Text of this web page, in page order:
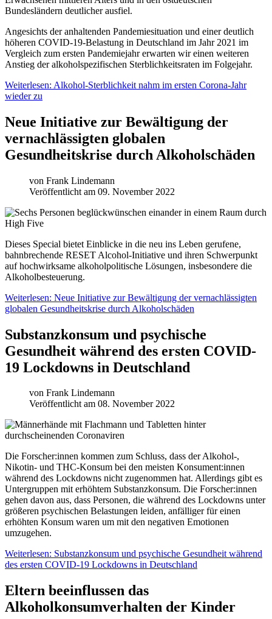
Bundesländern deutlicher ausfiel.
Angesichts der anhaltenden Pandemiesituation und einer deutlich
höheren COVID-19-Belastung in Deutschland im Jahr 2021 im
Vergleich zum ersten Pandemiejahr erwarten wir einen weiteren
Anstieg der alkoholspezifischen Sterblichkeitsraten im Folgejahr.
Weiterlesen: Alkohol-Sterblichkeit nahm im ersten Corona-Jahr
wieder zu
Neue Initiative zur Bewältigung der
vernachlässigten globalen
Gesundheitskrise durch Alkoholschäden
von Frank Lindemann
Veröffentlicht am 09. November 2022
Dieses Special bietet Einblicke in die neu ins Leben gerufene,
bahnbrechende RESET Alcohol-Initiative und ihren Schwerpunkt
auf hochwirksame alkoholpolitische Lösungen, insbesondere die
Alkoholbesteuerung.
Weiterlesen: Neue Initiative zur Bewältigung der vernachlässigten
globalen Gesundheitskrise durch Alkoholschäden
Substanzkonsum und psychische
Gesundheit während des ersten COVID-
19 Lockdowns in Deutschland
von Frank Lindemann
Veröffentlicht am 08. November 2022
Die Forscher:innen kommen zum Schluss, dass der Alkohol-,
Nikotin- und THC-Konsum bei den meisten Konsument:innen
während des Lockdowns nicht zugenommen hat. Allerdings gibt es
Untergruppen mit erhöhtem Substanzkonsum. Die Forscher:innen
gehen davon aus, dass Personen, die während des Lockdowns unter
größeren psychischen Belastungen leiden, anfälliger für einen
erhöhten Konsum waren um mit den negativen Emotionen
umzugehen.
Weiterlesen: Substanzkonsum und psychische Gesundheit während
des ersten COVID-19 Lockdowns in Deutschland
Eltern beeinflussen das
Alkoholkonsumverhalten der Kinder